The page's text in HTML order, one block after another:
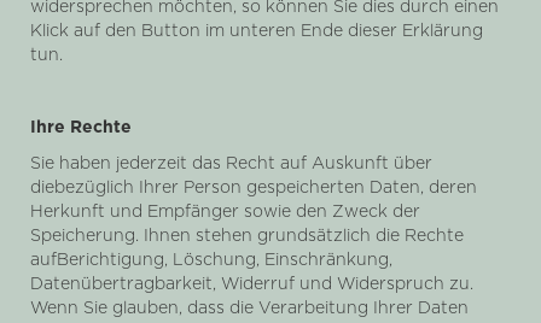
widersprechen möchten, so können Sie dies durch einen
Klick auf den Button im unteren Ende dieser Erklärung
tun.
Ihre Rechte
Sie haben jederzeit das Recht auf Auskunft über
diebezüglich Ihrer Person gespeicherten Daten, deren
Herkunft und Empfänger sowie den Zweck der
Speicherung. Ihnen stehen grundsätzlich die Rechte
aufBerichtigung, Löschung, Einschränkung,
Datenübertragbarkeit, Widerruf und Widerspruch zu.
Wenn Sie glauben, dass die Verarbeitung Ihrer Daten